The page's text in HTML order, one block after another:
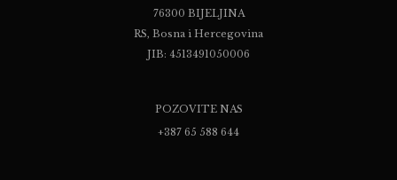
76300 BIJELJINA
RS, Bosna i Hercegovina
JIB: 4513491050006
POZOVITE NAS
+387 65 588 644